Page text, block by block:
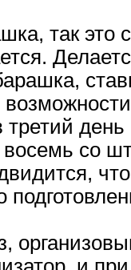
так это
со